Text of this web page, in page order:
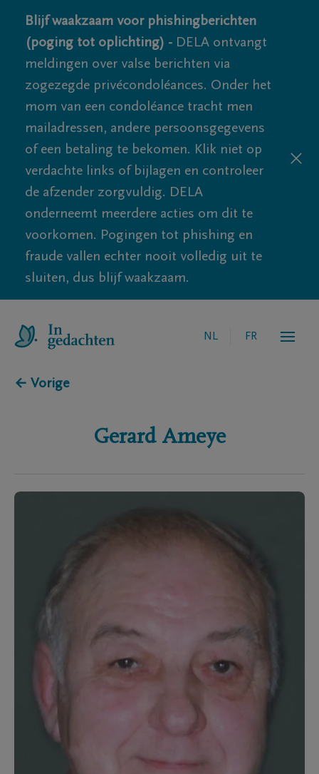
Blijf waakzaam voor phishingberichten
(poging tot oplichting) - DELA ontvangt
meldingen over valse berichten via
zogezegde privécondoléances. Onder het
mom van een condoléance tracht men
mailadressen, andere persoonsgegevens
of een betaling te bekomen. Klik niet op
verdachte links of bijlagen en controleer
de afzender zorgvuldig. DELA
onderneemt meerdere acties om dit te
voorkomen. Pogingen tot phishing en
fraude vallen echter nooit volledig uit te
sluiten, dus blijf waakzaam.
NL FR
← Vorige
Gerard Ameye